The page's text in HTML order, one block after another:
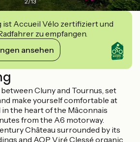
ist Accueil Vélo zertifiziert und
zu empfangen.
ansehen
between Cluny and Tournus, set
make yourself comfortable at
in the heart of the Mâconnais
from the A6 motorway.
Château surrounded by its
and AOP Viré Clessé organic